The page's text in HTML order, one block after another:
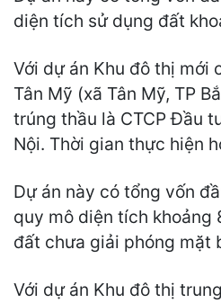
diện tích sử dụng đất
Với dự án Khu đô thị mới
Tân Mỹ (xã Tân Mỹ, TP
trúng thầu là CTCP Đầu
Nội. Thời gian thực hiện
Dự án này có tổng vốn
quy mô diện tích khoảng
đất chưa giải phóng mặt
Với dự án Khu đô thị